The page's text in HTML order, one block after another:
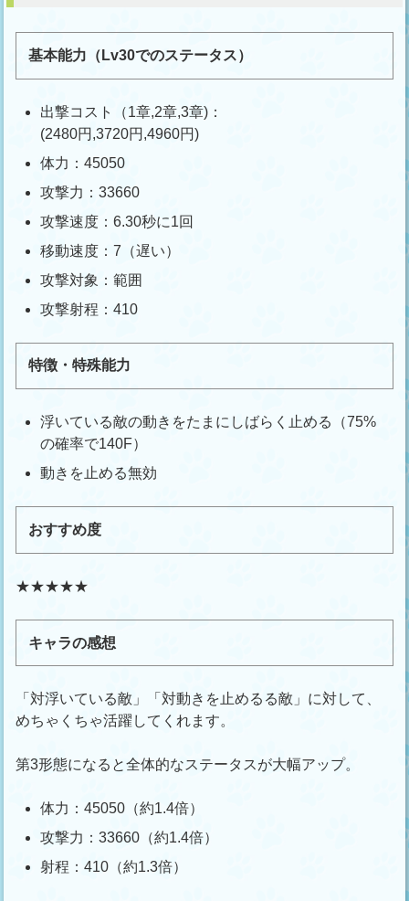
基本能力（Lv30でのステータス）
出撃コスト（1章,2章,3章)：
(2480円,3720円,4960円)
体力：45050
攻撃力：33660
攻撃速度：6.30秒に1回
移動速度：7（遅い）
攻撃対象：範囲
攻撃射程：410
特徴・特殊能力
浮いている敵の動きをたまにしばらく止める（75%
の確率で140F）
動きを止める無効
おすすめ度
★★★★★
キャラの感想
「対浮いている敵」「対動きを止めるる敵」に対して、
めちゃくちゃ活躍してくれます。
第3形態になると全体的なステータスが大幅アップ。
体力：45050（約1.4倍）
攻撃力：33660（約1.4倍）
射程：410（約1.3倍）